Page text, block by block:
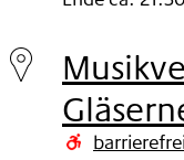
15.
Nov
2008barrierefrei